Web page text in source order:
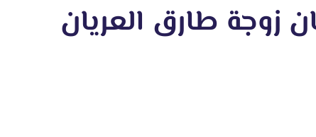
طارق العريان